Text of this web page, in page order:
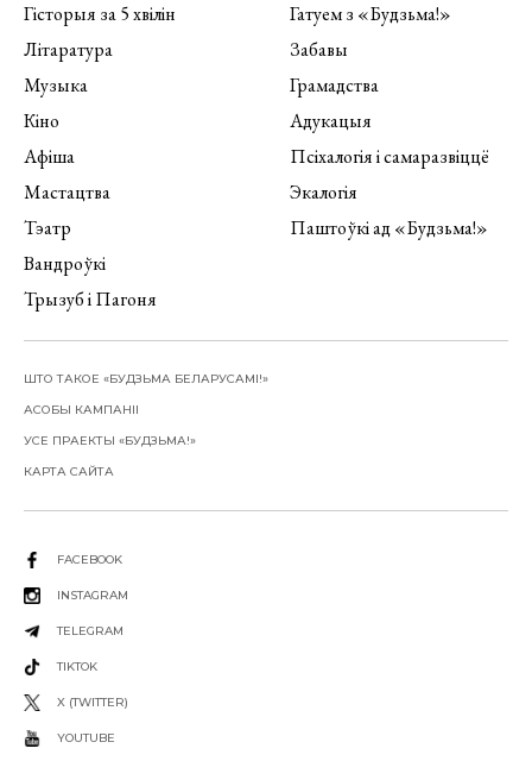
Гісторыя за 5 хвілін
Літаратура
Музыка
Кіно
Афіша
Мастацтва
Тэатр
Вандроўкі
Трызуб і Пагоня
Гатуем з «Будзьма!»
Забавы
Грамадства
Адукацыя
Псіхалогія і самаразвіццё
Экалогія
Паштоўкі ад «Будзьма!»
ШТО ТАКОЕ «БУДЗЬМА БЕЛАРУСАМІ!»
АСОБЫ КАМПАНІІ
УСЕ ПРАЕКТЫ «БУДЗЬМА!»
КАРТА САЙТА
FACEBOOK
INSTAGRAM
TELEGRAM
TIKTOK
X (TWITTER)
YOUTUBE